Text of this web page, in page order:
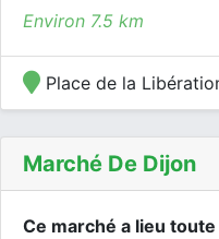
Environ 7.5 km
Place de la
Marché De Dijon
Ce marché a lieu